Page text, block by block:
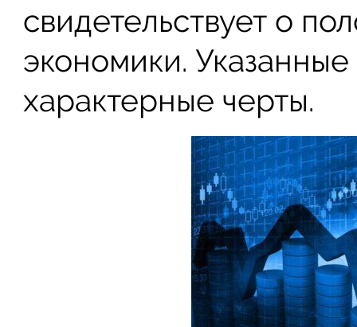
свидетельствует о
экономики.
характерные черты.